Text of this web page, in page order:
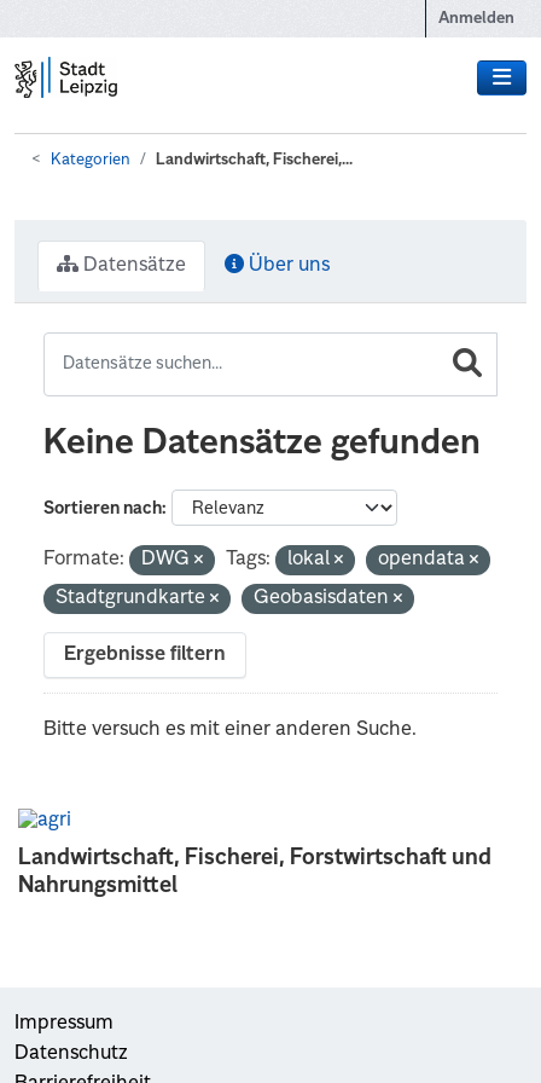
Anmelden
Kategorien Landwirtschaft, Fischerei,...
Landwirtschaft, Fischerei, Forstwirtschaft und
Nahrungsmittel
Datensätze Über uns
Keine Datensätze gefunden
Sortieren nach
Formate: DWG Tags: lokal
opendata
Stadtgrundkarte
Geobasisdaten
Ergebnisse filtern
Bitte versuch es mit einer anderen Suche.
Impressum
Datenschutz